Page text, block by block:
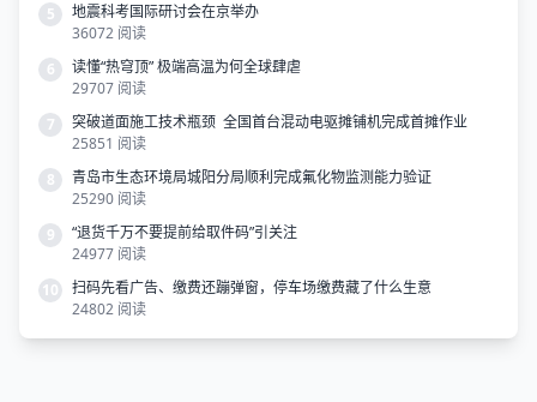
5
地震科考国际研讨会在京举办
36072 阅读
6
读懂“热穹顶” 极端高温为何全球肆虐
29707 阅读
7
突破道面施工技术瓶颈 全国首台混动电驱摊铺机完成首摊作业
25851 阅读
8
青岛市生态环境局城阳分局顺利完成氟化物监测能力验证
25290 阅读
9
“退货千万不要提前给取件码”引关注
24977 阅读
10
扫码先看广告、缴费还蹦弹窗，停车场缴费藏了什么生意
24802 阅读